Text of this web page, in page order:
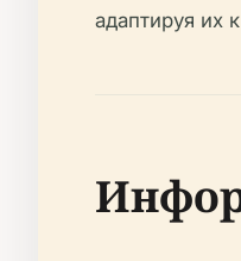
адаптируя их